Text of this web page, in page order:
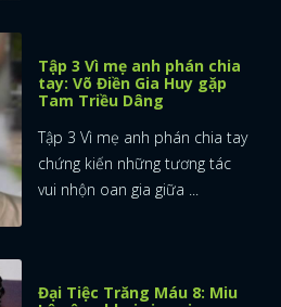
Tập 3 Vì mẹ anh phán chia
tay: Võ Điền Gia Huy gặp
Tam Triều Dâng
Tập 3 Vì mẹ anh phán chia tay
chứng kiến những tương tác
vui nhộn oan gia giữa ...
Đại Tiệc Trăng Máu 8: Miu